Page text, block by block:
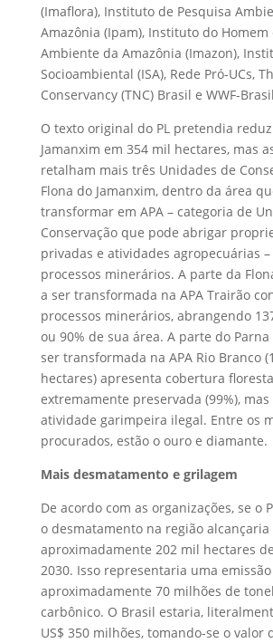
(Imaflora), Instituto de Pesquisa
Amazônia (Ipam), Instituto do Homem
Ambiente da Amazônia (Imazon),
Socioambiental (ISA), Rede Pró-UCs,
Conservancy (TNC) Brasil e WWF-
O texto original do PL pretendia
Jamanxim em 354 mil hectares, mas
retalham mais três Unidades de
Flona do Jamanxim, dentro da área
transformar em APA – categoria de
Conservação que pode abrigar
privadas e atividades agropecuárias –
processos minerários. A parte da
a ser transformada na APA Trairão
processos minerários, abrangendo
ou 90% de sua área. A parte do Parna
ser transformada na APA Rio Branco
hectares) apresenta cobertura
extremamente preservada (99%),
atividade garimpeira ilegal. Entre os
procurados, estão o ouro e diamante.
Mais desmatamento e grilagem
De acordo com as organizações, se o
o desmatamento na região alcançaria
aproximadamente 202 mil hectares
2030. Isso representaria uma
aproximadamente 70 milhões de
carbônico. O Brasil estaria,
US$ 350 milhões, tomando-se o valor